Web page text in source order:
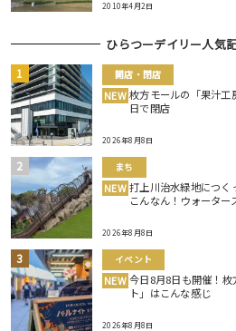
2010年4月2日
ひらつーデイリー人気
開店・閉店
NEW 枚方モールの「果汁
日で閉店
2026年8月8日
まち
NEW 打上川治水緑地につく
こんなん！ウォーター
2026年8月8日
イベント
NEW 今日8月8日も開催！
ト」はこんな感じ
2026年8月8日